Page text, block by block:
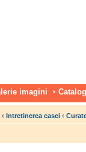
imagini
‹ Intretinerea casei ‹